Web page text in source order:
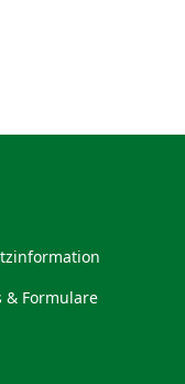
& Formulare